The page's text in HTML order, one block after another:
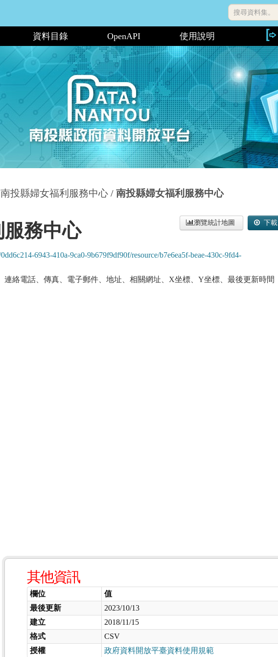
搜尋資料集。
資料目錄 OpenAPI 使用說明
南投縣婦女福利服務中心 南投縣婦女福利服務中心
瀏覽統計地圖 下載
務中心
6943-410a-9ca0-9b679f9df90f/resource/b7e6ea5f-beae-430c-9fd4-
連絡電話、傳真、電子郵件、地址、相關網址、X坐標、Y坐標、最後更新時間
其他資訊
欄位
值
最後更新
2023/10/13
建立
2018/11/15
格式
CSV
授權
政府資料開放平臺資料使用規範